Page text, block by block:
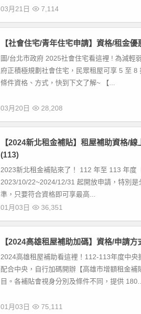
03月21日 7,114
【社會住宅/青年住宅申請】資格/租金
圖/台北市政府 2025社會住宅看這裡 ! 為減輕
府正積極規劃社會住宅，民眾租屋可享 5 至
條件資格、方式，快到下文了解~ 【...
03月20日 28,208
【2024新北租金補貼】租屋補助資格/
(113)
2023新北租金補貼來了！ 112 年至 113 年度
2023/10/22~2024/12/31 起開放申請，特別
準，只要符合資格即可享最高...
01月03日
36,351
【2024高雄租屋補助加碼】資格/申請
2024高雄租屋補助看這裡！112-113年度中
配合中央，自行加碼開辦【高雄市增額租金
目。各補貼會視身分別及條件不同，提供 180...
01月03日 75,111